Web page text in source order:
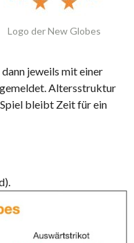
Logo der New Globes
jeweils mit einer
Altersstruktur
bleibt Zeit für ein